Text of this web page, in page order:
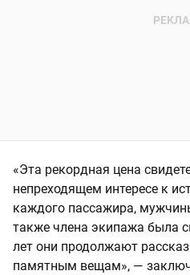
«Эта рекордная цена
непреходящем интересе к
каждого пассажира,
также члена экипажа была
лет они продолжают
памятным вещам», —